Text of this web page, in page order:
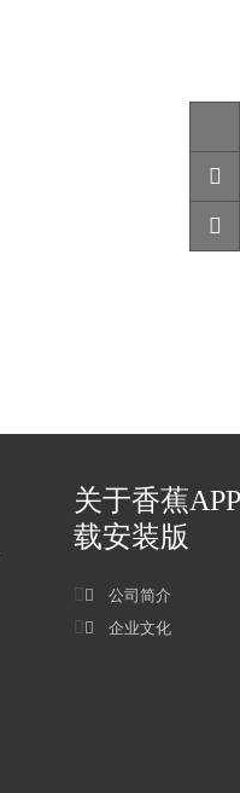
关于香蕉
载安装版
公司简介
企业文化